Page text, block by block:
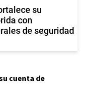
su
con
de seguridad
cuenta de